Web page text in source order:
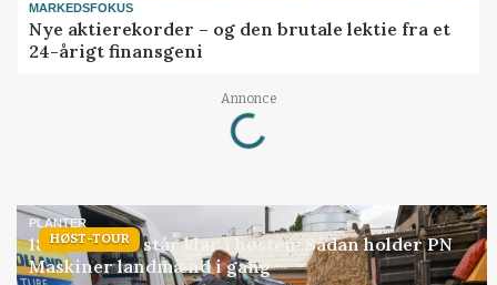
MARKEDSFOKUS
Nye aktierekorder – og den brutale lektie fra et
24-årigt finansgeni
Annonce
Loading...
HØST-TOUR
PLANTER
18 montører står klar i høsten: Sådan holder PN
Maskiner landmænd i gang